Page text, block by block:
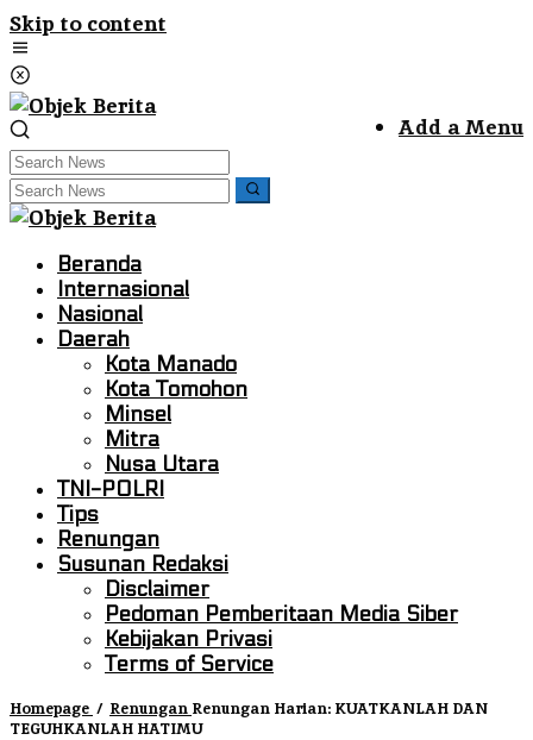
Skip to content
Add a Menu
Beranda
Internasional
Nasional
Daerah
Kota Manado
Kota Tomohon
Minsel
Mitra
Nusa Utara
TNI-POLRI
Tips
Renungan
Susunan Redaksi
Disclaimer
Pedoman Pemberitaan Media Siber
Kebijakan Privasi
Terms of Service
Homepage / Renungan Renungan Harian: KUATKANLAH DAN
TEGUHKANLAH HATIMU